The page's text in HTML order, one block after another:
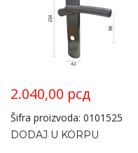
2.040,00 рсд
Šifra proizvoda: 0101525
DODAJ U KORPU